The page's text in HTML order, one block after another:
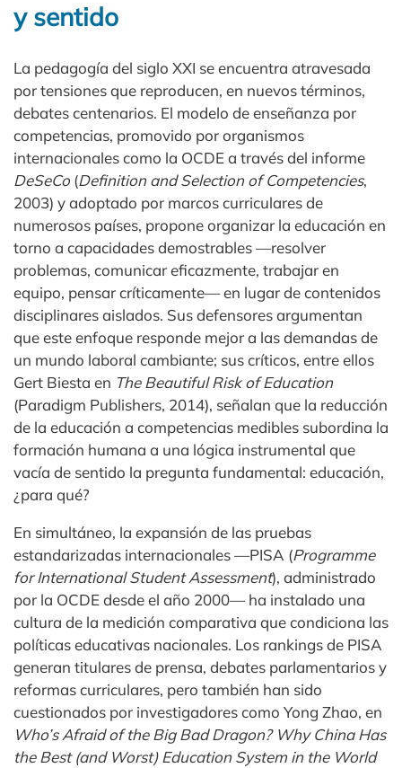
y sentido
La pedagogía del siglo XXI se encuentra atravesada
por tensiones que reproducen, en nuevos términos,
debates centenarios. El modelo de enseñanza por
competencias, promovido por organismos
internacionales como la OCDE a través del informe
DeSeCo(Definition and Selection of Competencies,
2003) y adoptado por marcos curriculares de
numerosos países, propone organizar la educación en
torno a capacidades demostrables —resolver
problemas, comunicar eficazmente, trabajar en
equipo, pensar críticamente— en lugar de contenidos
disciplinares aislados. Sus defensores argumentan
que este enfoque responde mejor a las demandas de
un mundo laboral cambiante; sus críticos, entre ellos
Gert Biesta en The Beautiful Risk of Education
(Paradigm Publishers, 2014), señalan que la reducción
de la educación a competencias medibles subordina la
formación humana a una lógica instrumental que
vacía de sentido la pregunta fundamental: educación,
¿para qué?
En simultáneo, la expansión de las pruebas
estandarizadas internacionales —PISA (Programme
for International Student Assessment), administrado
por la OCDE desde el año 2000— ha instalado una
cultura de la medición comparativa que condiciona las
políticas educativas nacionales. Los rankings de PISA
generan titulares de prensa, debates parlamentarios y
reformas curriculares, pero también han sido
cuestionados por investigadores como Yong Zhao, en
Who’s Afraid of the Big Bad Dragon? Why China Has
the Best (and Worst) Education System in the World